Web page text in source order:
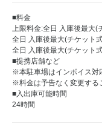
■料金
上限料金:全日 入庫後最大(
全日 入庫後最大(チケット
全日 入庫後最大(チケット
■提携店舗など
※本駐車場はインボイス対
※料金は予告なく変更する
■入出庫可能時間
24時間